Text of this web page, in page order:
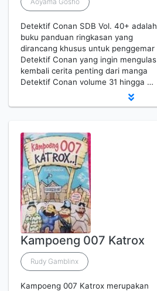
Detektif Conan SDB Vol. 40+ adalah
buku panduan ringkasan yang
dirancang khusus untuk penggemar
Detektif Conan yang ingin mengulas
kembali cerita penting dari manga
Detektif Conan volume 31 hingga …
Kampoeng 007 Katrox
Rudy Gamblinx
Kampoeng 007 Katrox merupakan